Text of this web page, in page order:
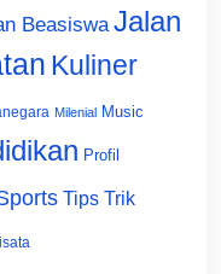
Beasiswa Jalan
Kuliner
Milenial Music
Profil
Tips Trik